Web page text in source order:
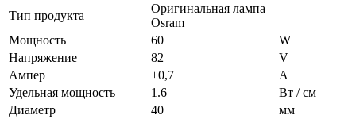
Тип продукта
Оригинальная лампа
Osram
Мощность
60
W
Напряжение
82
V
Ампер
+0,7
A
Удельная мощность
1.6
Вт / см
Диаметр
40
мм